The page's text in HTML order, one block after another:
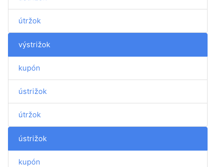
útržok
výstrižok
kupón
ústrižok
útržok
ústrižok
kupón